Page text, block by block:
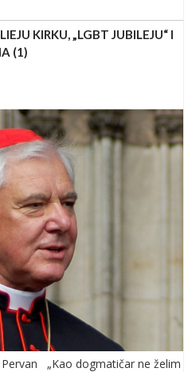
KIRKU, „LGBT JUBILEJU“ I
(1)
„Kao dogmatičar ne želim